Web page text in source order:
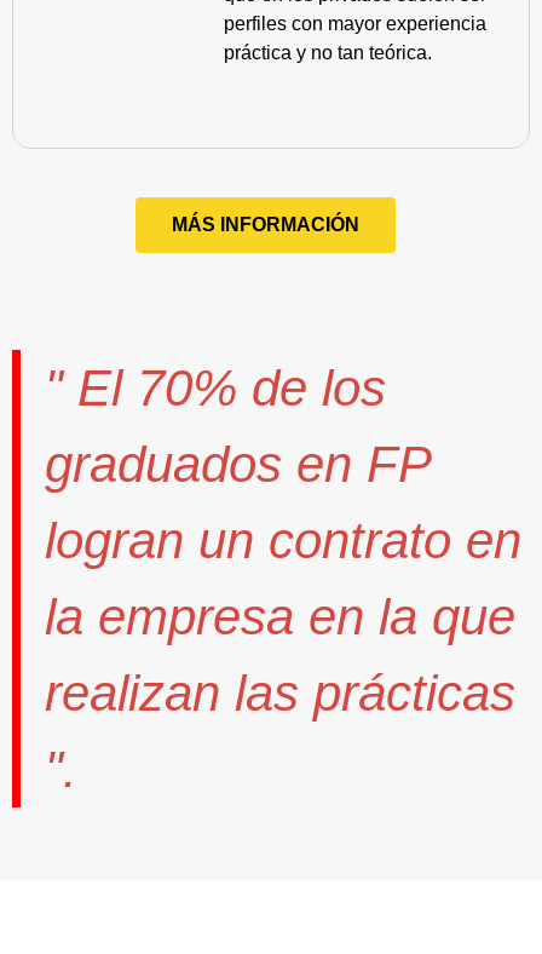
perfiles con mayor experiencia
práctica y no tan teórica.
MÁS INFORMACIÓN
" El 70% de los
graduados en FP
logran un contrato en
la empresa en la que
realizan las prácticas
".